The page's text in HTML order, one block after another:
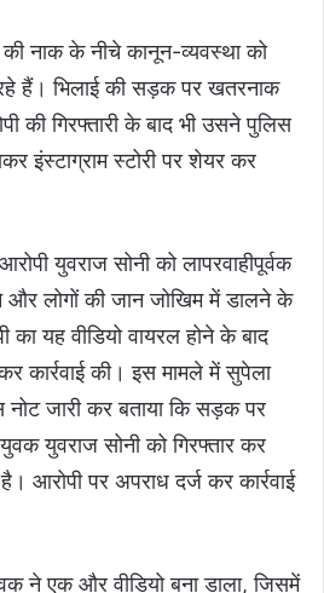
की नाक के नीचे कानून-व्यवस्था को
हैं। भिलाई की सड़क पर खतरनाक
की गिरफ्तारी के बाद भी उसने पुलिस
इंस्टाग्राम स्टोरी पर शेयर कर
युवराज सोनी को लापरवाहीपूर्वक
लोगों की जान जोखिम में डालने के
यह वीडियो वायरल होने के बाद
कार्रवाई की। इस मामले में सुपेला
नोट जारी कर बताया कि सड़क पर
युवराज सोनी को गिरफ्तार कर
आरोपी पर अपराध दर्ज कर कार्रवाई
ने एक और वीडियो बना डाला, जिसमें